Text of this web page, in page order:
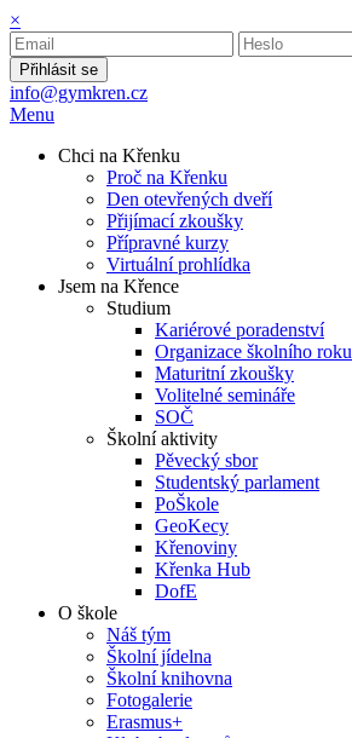
×
Přihlásit se
info@gymkren.cz
Menu
Chci na Křenku
Proč na Křenku
Den otevřených dveří
Přijímací zkoušky
Přípravné kurzy
Virtuální prohlídka
Jsem na Křence
Studium
Kariérové poradenství
Organizace školního roku
Maturitní zkoušky
Volitelné semináře
SOČ
Školní aktivity
Pěvecký sbor
Studentský parlament
PoŠkole
GeoKecy
Křenoviny
Křenka Hub
DofE
O škole
Náš tým
Školní jídelna
Školní knihovna
Fotogalerie
Erasmus+